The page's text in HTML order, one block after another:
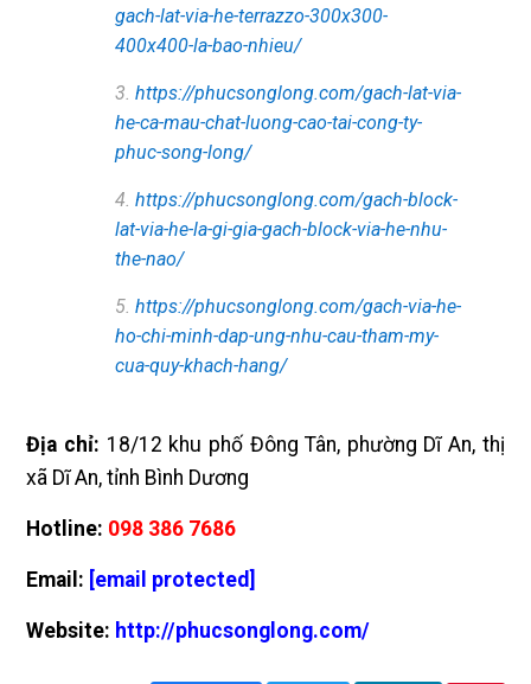
gach-lat-via-he-terrazzo-300x300-
400x400-la-bao-nhieu/
3. https://phucsonglong.com/gach-lat-via-
he-ca-mau-chat-luong-cao-tai-cong-ty-
phuc-song-long/
4. https://phucsonglong.com/gach-block-
lat-via-he-la-gi-gia-gach-block-via-he-nhu-
the-nao/
5. https://phucsonglong.com/gach-via-he-
ho-chi-minh-dap-ung-nhu-cau-tham-my-
cua-quy-khach-hang/
Địa chỉ: 18/12 khu phố Đông Tân, phường Dĩ An, thị
xã Dĩ An, tỉnh Bình Dương
Hotline: 098 386 7686
Email: [email protected]
Website: http://phucsonglong.com/